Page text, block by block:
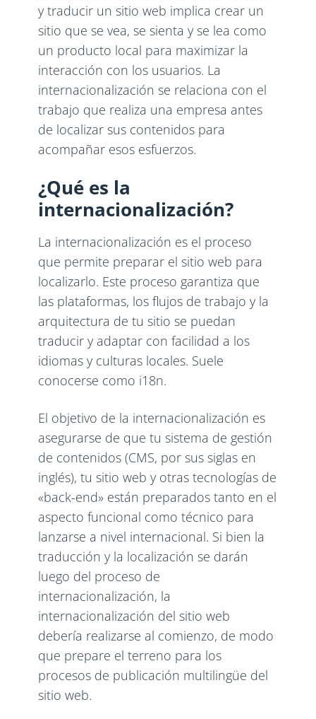
y traducir un sitio web implica crear un
sitio que se vea, se sienta y se lea como
un producto local para maximizar la
interacción con los usuarios. La
internacionalización se relaciona con el
trabajo que realiza una empresa antes
de localizar sus contenidos para
acompañar esos esfuerzos.
¿Qué es la
internacionalización?
La internacionalización es el proceso
que permite preparar el sitio web para
localizarlo. Este proceso garantiza que
las plataformas, los flujos de trabajo y la
arquitectura de tu sitio se puedan
traducir y adaptar con facilidad a los
idiomas y culturas locales. Suele
conocerse como i18n.
El objetivo de la internacionalización es
asegurarse de que tu sistema de gestión
de contenidos (CMS, por sus siglas en
inglés), tu sitio web y otras tecnologías de
«back-end» están preparados tanto en el
aspecto funcional como técnico para
lanzarse a nivel internacional. Si bien la
traducción y la localización se darán
luego del proceso de
internacionalización, la
internacionalización del sitio web
debería realizarse al comienzo, de modo
que prepare el terreno para los
procesos de publicación multilingüe del
sitio web.